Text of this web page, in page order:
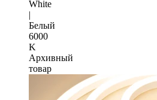
White
|
Белый
6000
K
Архивный
товар